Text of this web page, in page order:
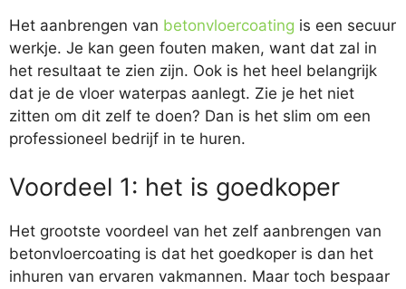
Het aanbrengen van betonvloercoating is een secuur
werkje. Je kan geen fouten maken, want dat zal in
het resultaat te zien zijn. Ook is het heel belangrijk
dat je de vloer waterpas aanlegt. Zie je het niet
zitten om dit zelf te doen? Dan is het slim om een
professioneel bedrijf in te huren.
Voordeel 1: het is goedkoper
Het grootste voordeel van het zelf aanbrengen van
betonvloercoating is dat het goedkoper is dan het
inhuren van ervaren vakmannen. Maar toch bespaar